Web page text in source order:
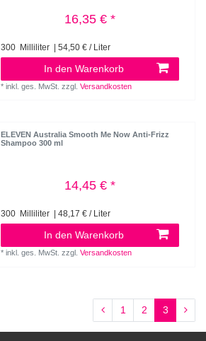
16,35 € *
300 Milliliter | 54,50 € / Liter
In den Warenkorb
*inkl. ges. MwSt. zzgl.Versandkosten
ELEVEN Australia Smooth Me Now Anti-Frizz
Shampoo 300 ml
14,45 € *
300 Milliliter | 48,17 € / Liter
In den Warenkorb
*inkl. ges. MwSt. zzgl.Versandkosten
1 2 3